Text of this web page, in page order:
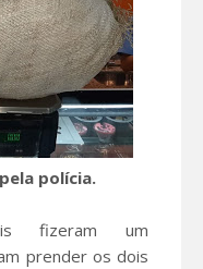
polícia.
fizeram um
prender os dois